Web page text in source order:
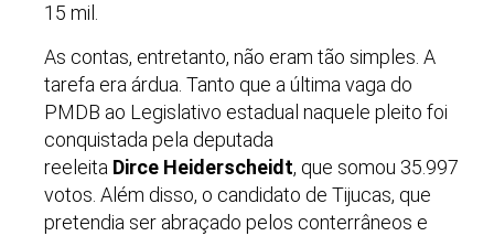
15 mil.
As contas, entretanto, não eram tão simples. A
tarefa era árdua. Tanto que a última vaga do
PMDB ao Legislativo estadual naquele pleito foi
conquistada pela deputada
reeleita Dirce Heiderscheidt, que somou 35.997
votos. Além disso, o candidato de Tijucas, que
pretendia ser abraçado pelos conterrâneos e